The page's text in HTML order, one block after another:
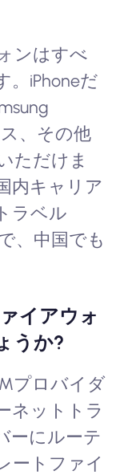
ンはすべ
。iPhoneだ
、その他
ただけま
内キャリア
ラベル
、中国でも
イアウォ
うか?
プロバイダ
ネットトラ
ーにルーテ
ートファイ